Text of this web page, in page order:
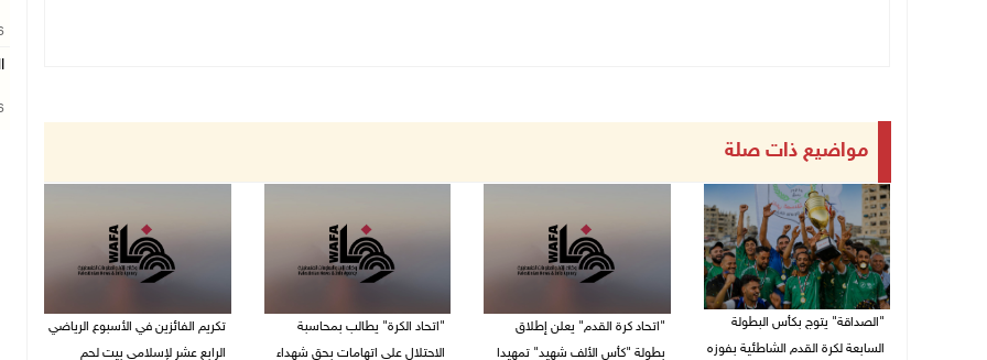
مواضيع ذات صلة
"الصداقة" يتوج بكأس البطولة
السابعة لكرة القدم الشاطئية بفوزه
"اتحاد كرة القدم" يعلن إطلاق
بطولة "كأس الألف شهيد" تمهيدا
"اتحاد الكرة" يطالب بمحاسبة
الاحتلال على اتهامات بحق شهداء
تكريم الفائزين في الأسبوع الرياضي
الرابع عشر لإسلامي بيت لحم